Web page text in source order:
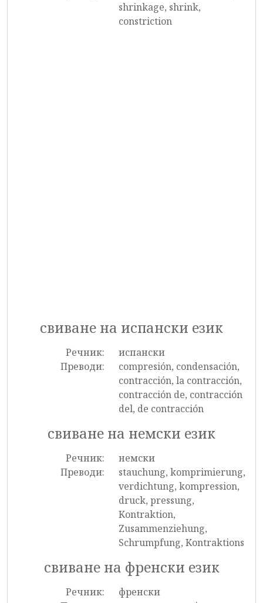
shrinkage, shrink,
constriction
свиване на испански език
Речник:
испански
Преводи:
compresión, condensación,
contracción, la contracción,
contracción de, contracción
del, de contracción
свиване на немски език
Речник:
немски
Преводи:
stauchung, komprimierung,
verdichtung, kompression,
druck, pressung,
Kontraktion,
Zusammenziehung,
Schrumpfung, Kontraktions
свиване на френски език
Речник:
френски